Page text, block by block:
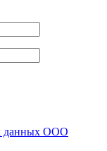
данных ООО